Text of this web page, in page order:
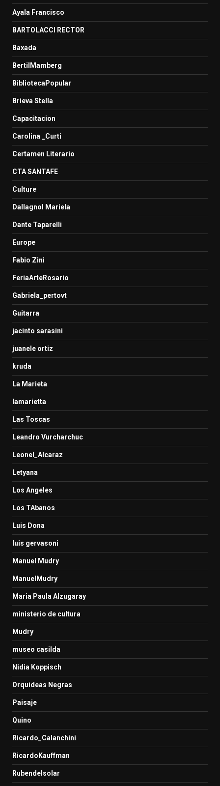
Ayala Francisco
BARTOLACCI RECTOR
Baxada
BertilMamberg
BibliotecaPopular
Brieva Stella
Capacitacion
Carolina _Curti
Certamen Literario
CTA SANTAFE
Culture
Dallagnol Mariela
Dante Taparelli
Europe
Fabio Zini
FeriaArteRosario
Gabriela_pertovt
Guitarra
jacinto sarasini
juanele ortiz
kruda
La Marieta
lamarietta
Las Toscas
Leandro Vurcharchuc
Leonel_Alcaraz
Letyana
Los Angeles
Los TAbanos
Luis Dona
luis gervasoni
Manuel Mudry
ManuelMudry
Maria Paula Alzugaray
ministerio de cultura
Mudry
museo casilda
Nidia Koppisch
Orquideas Negras
Paisaje
Quino
Ricardo_Calanchini
RicardoKauffman
Rubendelsolar